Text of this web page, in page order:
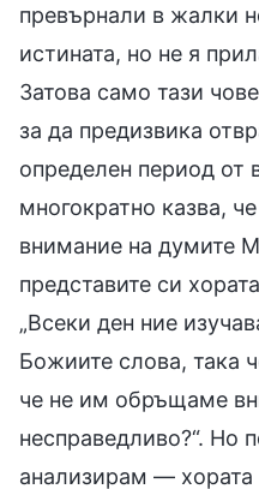
превърнали в жалки
истината, но не я
Затова само тази
за да предизвика
определен период от
многократно казва,
внимание на думите
представите си
„Всеки ден ние
Божиите слова, така
че не им обръщаме
несправедливо?“. Но
анализирам — хората